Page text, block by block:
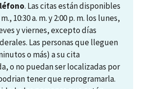
. Las citas están disponibles
m., 10:30 a. m. y 2:00 p. m. los lunes,
y viernes, excepto días
Las personas que lleguen
o más) a su cita
o no puedan ser localizadas por
tener que reprogramarla.